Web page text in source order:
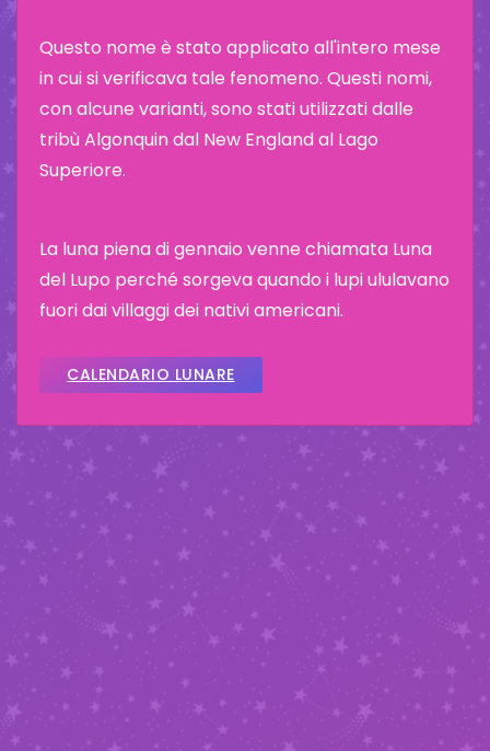
Questo nome è stato applicato all'intero mese
in cui si verificava tale fenomeno. Questi nomi,
con alcune varianti, sono stati utilizzati dalle
tribù Algonquin dal New England al Lago
Superiore.
La luna piena di gennaio venne chiamata Luna
del Lupo perché sorgeva quando i lupi ululavano
fuori dai villaggi dei nativi americani.
CALENDARIO LUNARE